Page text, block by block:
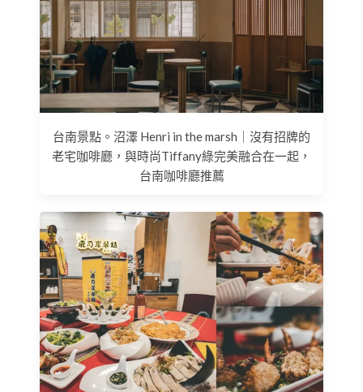
台南景點。沼澤 Henri in the marsh｜沒有招牌的
老宅咖啡廳，與時尚Tiffany綠完美融合在一起，
台南咖啡廳推薦